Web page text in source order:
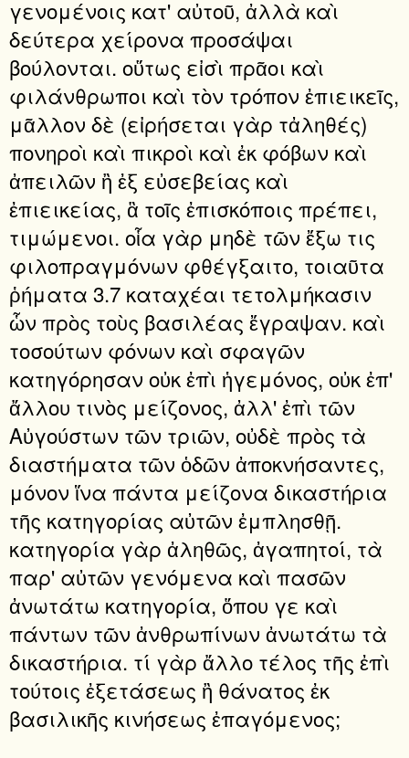
γενομένοις κατ' αὐτοῦ, ἀλλὰ καὶ
δεύτερα χείρονα προσάψαι
βούλονται. οὕτως εἰσὶ πρᾶοι καὶ
φιλάνθρωποι καὶ τὸν τρόπον ἐπιεικεῖς,
μᾶλλον δὲ (εἰρήσεται γὰρ τἀληθές)
πονηροὶ καὶ πικροὶ καὶ ἐκ φόβων καὶ
ἀπειλῶν ἢ ἐξ εὐσεβείας καὶ
ἐπιεικείας, ἃ τοῖς ἐπισκόποις πρέπει,
τιμώμενοι. οἷα γὰρ μηδὲ τῶν ἔξω τις
φιλοπραγμόνων φθέγξαιτο, τοιαῦτα
ῥήματα 3.7 καταχέαι τετολμήκασιν
ὧν πρὸς τοὺς βασιλέας ἔγραψαν. καὶ
τοσούτων φόνων καὶ σφαγῶν
κατηγόρησαν οὐκ ἐπὶ ἡγεμόνος, οὐκ ἐπ'
ἄλλου τινὸς μείζονος, ἀλλ' ἐπὶ τῶν
Αὐγούστων τῶν τριῶν, οὐδὲ πρὸς τὰ
διαστήματα τῶν ὁδῶν ἀποκνήσαντες,
μόνον ἵνα πάντα μείζονα δικαστήρια
τῆς κατηγορίας αὐτῶν ἐμπλησθῇ.
κατηγορία γὰρ ἀληθῶς, ἀγαπητοί, τὰ
παρ' αὐτῶν γενόμενα καὶ πασῶν
ἀνωτάτω κατηγορία, ὅπου γε καὶ
πάντων τῶν ἀνθρωπίνων ἀνωτάτω τὰ
δικαστήρια. τί γὰρ ἄλλο τέλος τῆς ἐπὶ
τούτοις ἐξετάσεως ἢ θάνατος ἐκ
βασιλικῆς κινήσεως ἐπαγόμενος;